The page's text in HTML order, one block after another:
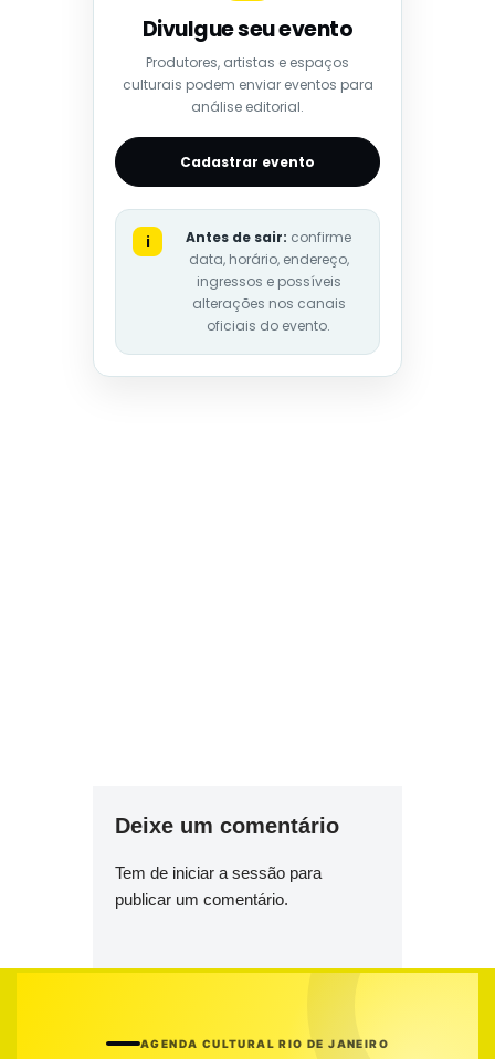
Divulgue seu evento
Produtores, artistas e espaços
culturais podem enviar eventos para
análise editorial.
Cadastrar evento
i Antes de sair: confirme
data, horário, endereço,
ingressos e possíveis
alterações nos canais
oficiais do evento.
Deixe um comentário
Tem de iniciar a sessão para
publicar um comentário.
AGENDA CULTURAL RIO DE JANEIRO